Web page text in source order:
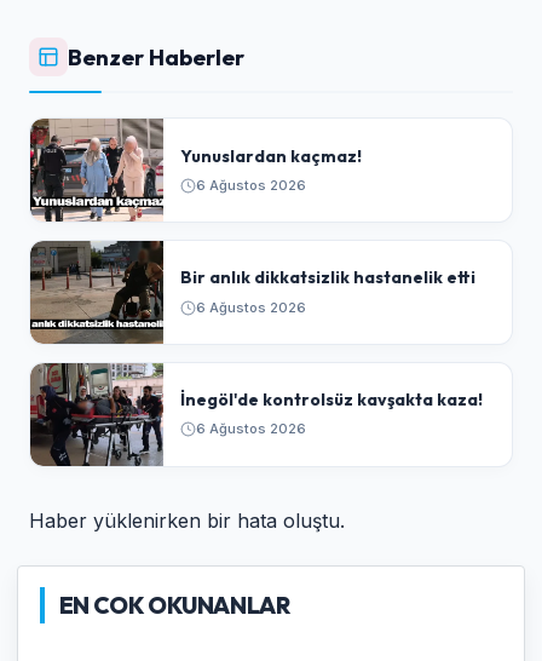
Benzer Haberler
Yunuslardan kaçmaz!
6 Ağustos 2026
Bir anlık dikkatsizlik hastanelik etti
6 Ağustos 2026
İnegöl'de kontrolsüz kavşakta kaza!
6 Ağustos 2026
Haber yüklenirken bir hata oluştu.
EN COK OKUNANLAR